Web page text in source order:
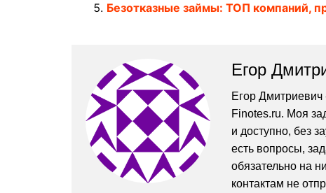
Безотказные займы: ТОП компаний,
Егор
Егор Дмитриевич
Finotes.ru. Моя
и доступно, без
есть вопросы,
обязательно на
контактам не